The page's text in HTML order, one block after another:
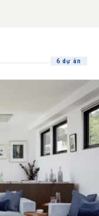
6 dự án